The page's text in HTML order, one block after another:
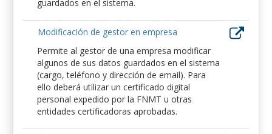
guardados en el sistema.
Modificación de gestor en empresa
Permite al gestor de una empresa modificar
algunos de sus datos guardados en el sistema
(cargo, teléfono y dirección de email). Para
ello deberá utilizar un certificado digital
personal expedido por la FNMT u otras
entidades certificadoras aprobadas.